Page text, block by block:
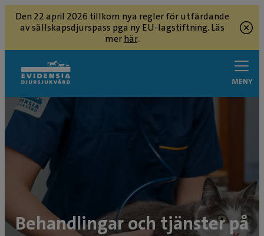
Den 22 april 2026 tillkom nya regler för utfärdande
av sällskapsdjurspass pga ny EU-lagstiftning. Läs
merhär.
MENY
Behandlingar och tjänster på